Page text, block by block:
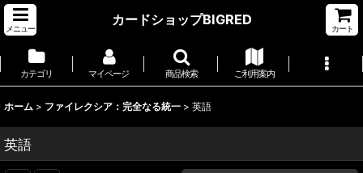
メニュー
カードショップBIGRED
カート
カテゴリ マイページ 商品検索 ご利用案内
ホーム > ファイレクシア：完全なる統一 > 英語
英語